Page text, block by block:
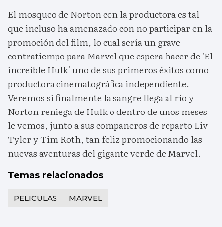
El mosqueo de Norton con la productora es tal
que incluso ha amenazado con no participar en la
promoción del film, lo cual sería un grave
contratiempo para Marvel que espera hacer de 'El
increíble Hulk' uno de sus primeros éxitos como
productora cinematográfica independiente.
Veremos si finalmente la sangre llega al río y
Norton reniega de Hulk o dentro de unos meses
le vemos, junto a sus compañeros de reparto Liv
Tyler y Tim Roth, tan feliz promocionando las
nuevas aventuras del gigante verde de Marvel.
Temas relacionados
PELICULAS MARVEL